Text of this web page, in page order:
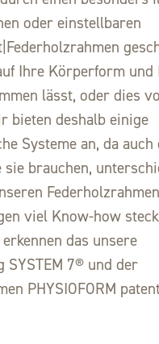
oder einstellbaren
Ihre Körperform und
lässt, oder dies
bieten deshalb einige
Systeme an, da auch
sie brauchen,
viel Know-how
das unsere
SYSTEM 7® und der
PHYSIOFORM